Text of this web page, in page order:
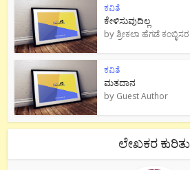
ಕವಿತೆ
ಕೇಳಿಸುವುದಿಲ್ಲ
byಶ್ರೀಕಲಾ ಹೆಗಡೆ ಕಂಬ್ಳಿಸರ
ಕವಿತೆ
ಮತದಾನ
by Guest Author
ಲೇಖಕರ ಕುರಿತು